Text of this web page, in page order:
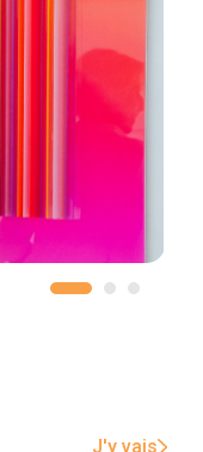
J'y vais